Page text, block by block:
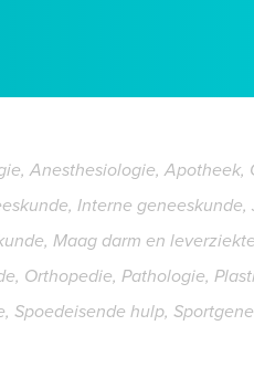
Anesthesiologie, Apotheek,
Interne
Maag darm en
Orthopedie, Pathologie,
Spoedeisende hulp,